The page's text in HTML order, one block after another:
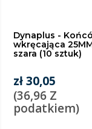
Dynaplus -
wkręcająca
szara (10 sztuk)
zł 30,05
(36,96 Z
podatkiem)